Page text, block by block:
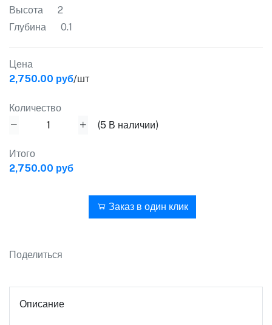
Высота
2
Глубина
0.1
Цена
2,750.00 руб/шт
Количество
(5 В наличии)
Итого
2,750.00 руб
Заказ в один клик
Поделиться
Описание